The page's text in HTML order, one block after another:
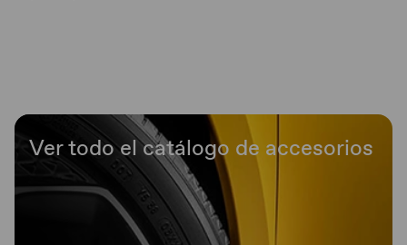
Ver todo el catálogo de accesorios